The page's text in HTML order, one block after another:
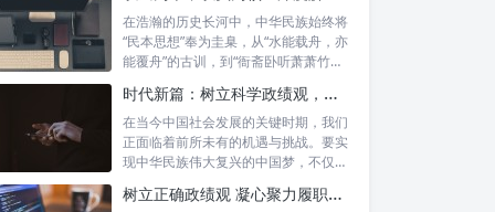
在浩瀚的历史长河中，中华民族始终将
“民本思想”奉为圭臬，从“水能载舟，亦
能覆舟”的古训，到“衙斋卧听萧萧竹，
时代新篇：树立科学政绩观，摒弃虚功重实绩，迈向高质量发展
在当今中国社会发展的关键时期，我们
正面临着前所未有的机遇与挑战。要实
现中华民族伟大复兴的中国梦，不仅需
树立正确政绩观 凝心聚力履职尽责：新时代干事创业的根本遵循
序章：时代呼唤的行动哲学